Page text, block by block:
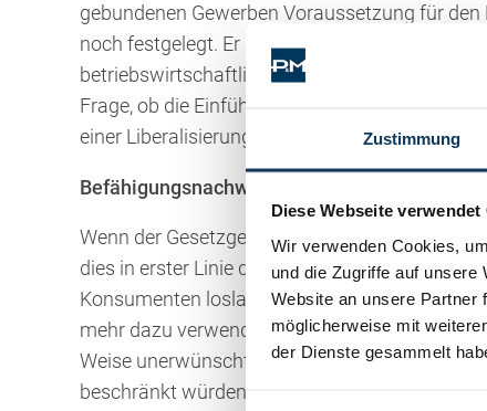
Zustimmung
Diese Webseite verwendet
Wir verwenden Cookies,
und die Zugriffe auf unsere
Website an unsere Partner
möglicherweise mit
der Dienste gesammelt
gebundenen Gewerben Voraussetzung für
noch festgelegt. Er soll so umfangreich sein,
betriebswirtschaftlicher, kauf-männischer und
Frage, ob die Einführung einer solchen neuen,
einer Liberalisierung führt.
Befähigungsnachweis
Wenn der Gesetzgeber für den Antritt von
dies in erster Linie damit zu tun, daß er keine
Konsumenten loslassen will. Diese an sich
mehr dazu verwendet wor-den, neuen
Weise unerwünschte Konkurrenz vom Leib zu
beschränkt würden, dem Konsumenten